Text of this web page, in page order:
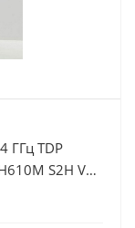
ГГц TDP
S2H V2,
64Gb,